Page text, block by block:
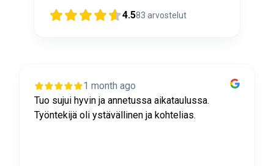
4.583 arvostelut
1 month ago
Tuo sujui hyvin ja annetussa aikataulussa.
Työntekijä oli ystävällinen ja kohtelias.